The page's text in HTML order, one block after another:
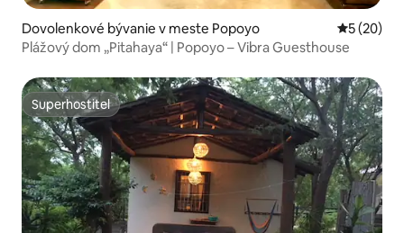
Dovolenkové bývanie v meste Popoyo
5 (20)
Plážový dom „Pitahaya“ | Popoyo – Vibra Guesthouse
Superhostiteľ
Superhostiteľ